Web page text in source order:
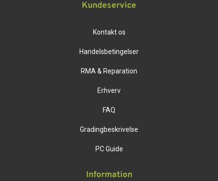
Kundeservice
Kontakt os
Handelsbetingelser
RMA & Reparation
Erhverv
FAQ
Gradingbeskrivelse
PC Guide
Information